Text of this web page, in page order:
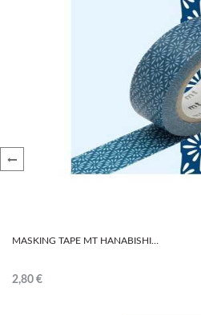
MASKING TAPE MT HANABISHI
2,80 €